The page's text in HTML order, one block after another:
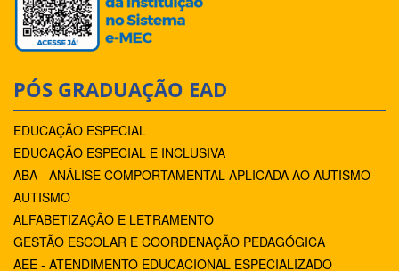
PÓS GRADUAÇÃO EAD
EDUCAÇÃO ESPECIAL
EDUCAÇÃO ESPECIAL E INCLUSIVA
ABA - ANÁLISE COMPORTAMENTAL APLICADA AO AUTISMO
AUTISMO
ALFABETIZAÇÃO E LETRAMENTO
GESTÃO ESCOLAR E COORDENAÇÃO PEDAGÓGICA
AEE - ATENDIMENTO EDUCACIONAL ESPECIALIZADO